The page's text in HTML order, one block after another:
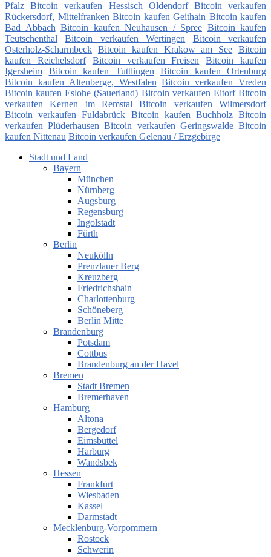
Pfalz Bitcoin verkaufen Hessisch Oldendorf
Bitcoin verkaufen
Rückersdorf, Mittelfranken Bitcoin kaufen Geithain Bitcoin kaufen
Bad Abbach Bitcoin kaufen Neuhausen / Spree Bitcoin kaufen
Teutschenthal
Bitcoin verkaufen Wertingen
Bitcoin verkaufen
Osterholz-Scharmbeck Bitcoin kaufen Krakow am See Bitcoin
kaufen Reichelsdorf
Bitcoin verkaufen Freisen
Bitcoin kaufen
Igersheim
Bitcoin kaufen Tuttlingen
Bitcoin kaufen Ortenburg
Bitcoin kaufen Altenberge, Westfalen Bitcoin verkaufen Vreden
Bitcoin kaufen Eslohe (Sauerland) Bitcoin verkaufen Eitorf Bitcoin
verkaufen Kernen im Remstal
Bitcoin verkaufen Wilmersdorf
Bitcoin verkaufen Fuldabrück Bitcoin kaufen Buchholz Bitcoin
verkaufen Plüderhausen Bitcoin verkaufen Geringswalde Bitcoin
kaufen Nittenau Bitcoin verkaufen Gelenau / Erzgebirge
Stadt und Land
Bayern
München
Nürnberg
Augsburg
Regensburg
Ingolstadt
Fürth
Berlin
Neukölln
Prenzlauer Berg
Kreuzberg
Friedrichshain
Charlottenburg
Schöneberg
Berlin Mitte
Brandenburg
Potsdam
Cottbus
Brandenburg an der Havel
Bremen
Stadt Bremen
Bremerhaven
Hamburg
Altona
Bergedorf
Eimsbüttel
Harburg
Wandsbek
Hessen
Frankfurt
Wiesbaden
Kassel
Darmstadt
Mecklenburg-Vorpommern
Rostock
Schwerin